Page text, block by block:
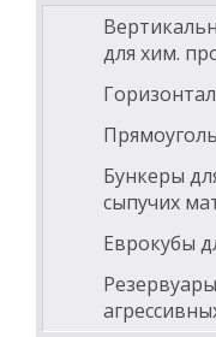
для хим.
Бункеры
сыпучих
Еврокубы